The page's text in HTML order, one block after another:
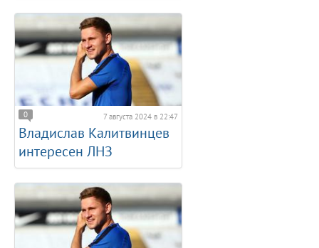
0 7 августа 2024 в 22:47
Владислав Калитвинцев
интересен ЛНЗ